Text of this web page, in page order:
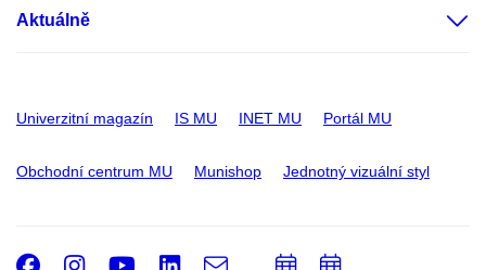
Aktuálně
Univerzitní magazín IS MU INET MU Portál MU
Obchodní centrum MU Munishop Jednotný vizuální styl
Facebook
Instagram
Youtube
LinkedIn
e- PřidatPřidat